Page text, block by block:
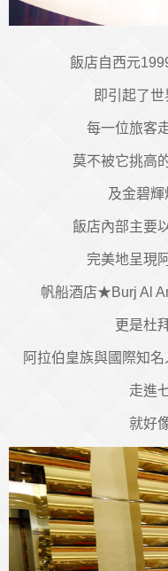
飯店自西元
即引起了
每一位旅客
莫不被它挑高
及金碧輝
飯店內部主要
完美地呈現
帆船酒店★Burj Al
更是杜
阿拉伯皇族與國際知
走進
就好